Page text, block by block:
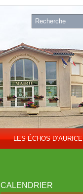
LES ÉCHOS D’AURICE
CALENDRIER